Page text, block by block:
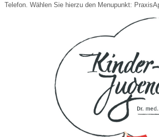
Telefon. Wählen Sie hierzu den Menupunkt: